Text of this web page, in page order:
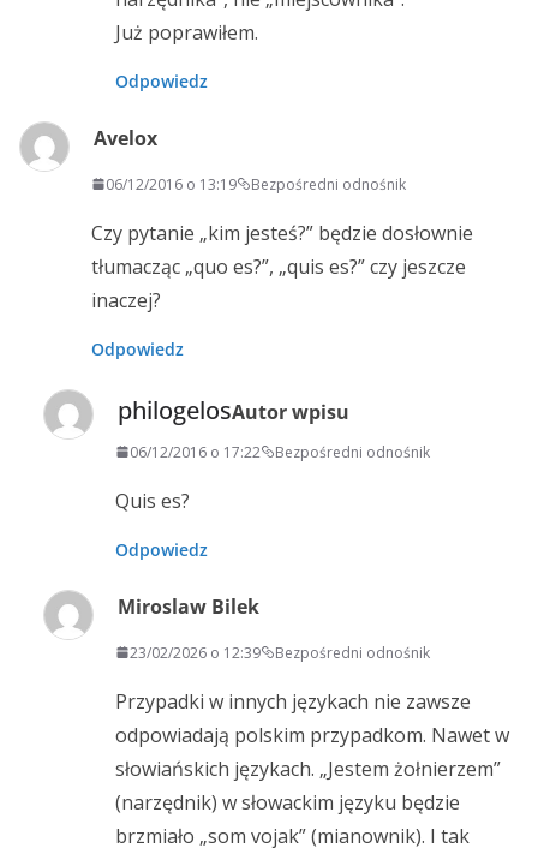
Już poprawiłem.
Odpowiedz
Avelox
06/12/2016 o 13:19 Bezpośredni odnośnik
Czy pytanie „kim jesteś?” będzie dosłownie
tłumacząc „quo es?”, „quis es?” czy jeszcze
inaczej?
Odpowiedz
philogelosAutor wpisu
06/12/2016 o 17:22 Bezpośredni odnośnik
Quis es?
Odpowiedz
Miroslaw Bilek
23/02/2026 o 12:39 Bezpośredni odnośnik
Przypadki w innych językach nie zawsze
odpowiadają polskim przypadkom. Nawet w
słowiańskich językach. „Jestem żołnierzem”
(narzędnik) w słowackim języku będzie
brzmiało „som vojak” (mianownik). I tak